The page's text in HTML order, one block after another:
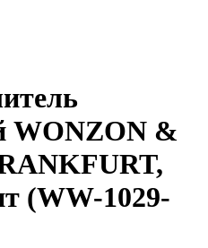
WONZON &
(WW-1029-